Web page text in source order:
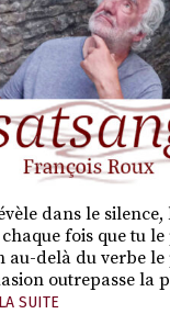
dans le
fois que tu le
au-delà du verbe
outrepasse la
SUITE